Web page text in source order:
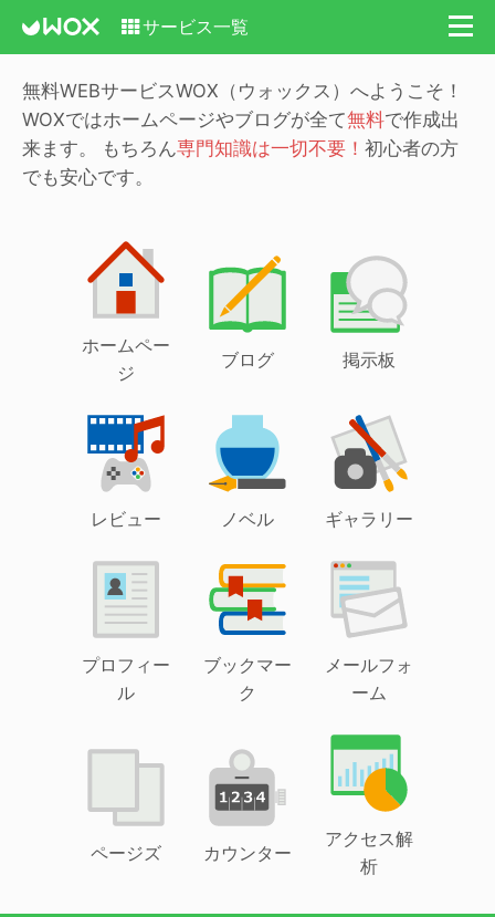
サービス一覧
無料WEBサービスWOX（ウォックス）へようこそ！
WOXではホームページやブログが全て無料で作成出
来ます。
もちろん専門知識は一切不要！ 初心者の方
でも安心です。
ホームペー
ジ
ブログ 掲示板
レビュー ノベル ギャラリー
プロフィー
ル
ブックマー
ク
メールフォ
ーム
ページズ カウンター
アクセス解
析